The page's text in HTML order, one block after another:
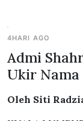
4HARI AGO
Admi
Ukir
Oleh Siti